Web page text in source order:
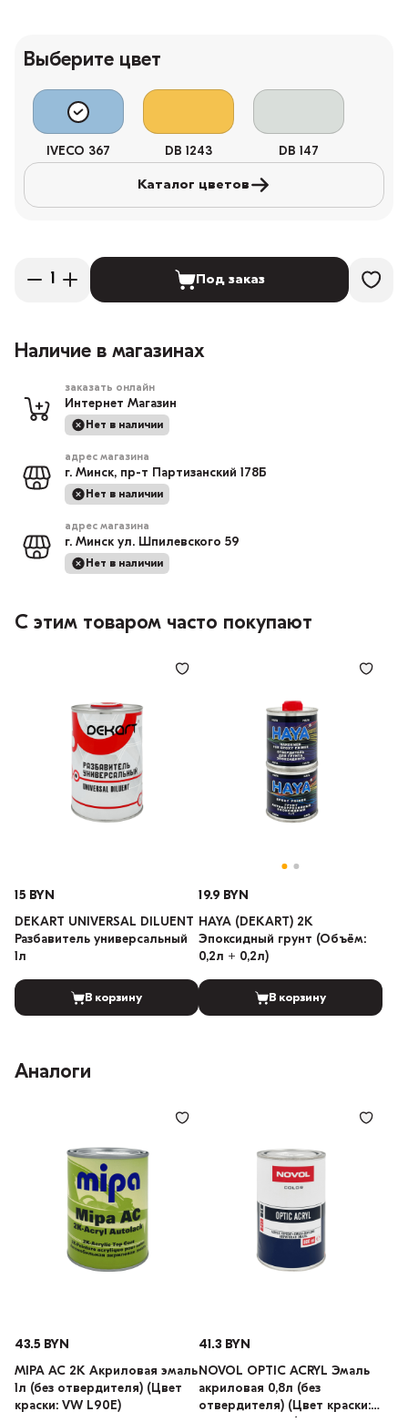
Выберите цвет
IVECO 367 DB 1243 DB 147
Каталог цветов
Под заказ
Наличие в магазинах
заказать онлайн
Интернет Магазин
Нет в наличии
адрес магазина
г. Минск, пр-т Партизанский 178Б
Нет в наличии
адрес магазина
г. Минск ул. Шпилевского 59
Нет в наличии
С этим товаром часто покупают
15 BYN
DEKART UNIVERSAL DILUENT
Разбавитель универсальный
1л
В корзину
19.9 BYN
HAYA (DEKART) 2K
Эпоксидный грунт (Объём:
0,2л + 0,2л)
В корзину
Аналоги
43.5 BYN
MIPA AC 2K Акриловая эмаль
1л (без отвердителя) (Цвет
краски: VW L90E)
41.3 BYN
NOVOL OPTIC ACRYL Эмаль
акриловая 0,8л (без
отвердителя) (Цвет краски: